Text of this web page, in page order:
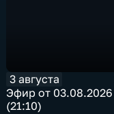
3 августа
Эфир от 03.08.2026
(21:10)